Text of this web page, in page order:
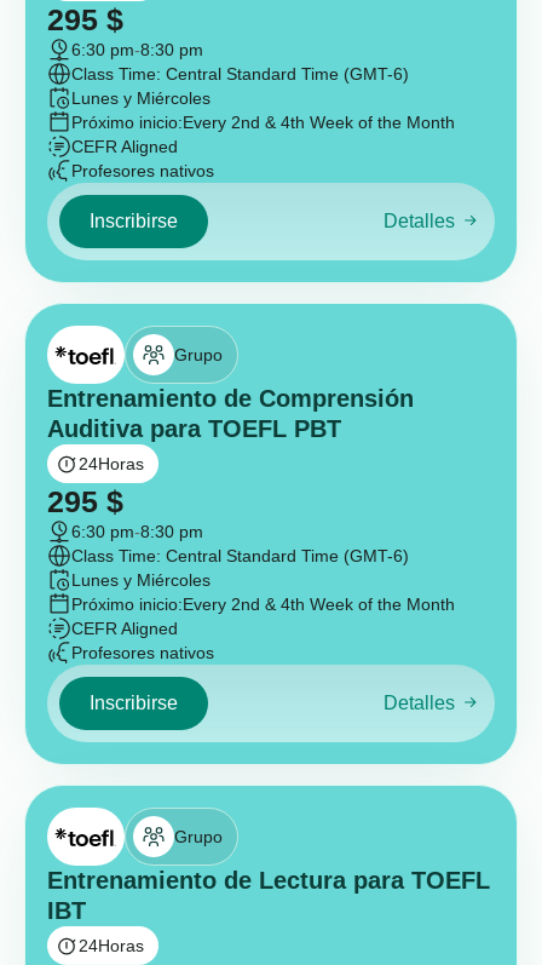
295 $
6:30 pm-8:30 pm
Class Time: Central Standard Time (GMT-6)
Lunes y Miércoles
Próximo inicio:Every 2nd & 4th Week of the Month
CEFR Aligned
Profesores nativos
Inscribirse Detalles
Grupo
Entrenamiento de Comprensión
Auditiva para TOEFL PBT
24Horas
295 $
6:30 pm-8:30 pm
Class Time: Central Standard Time (GMT-6)
Lunes y Miércoles
Próximo inicio:Every 2nd & 4th Week of the Month
CEFR Aligned
Profesores nativos
Inscribirse Detalles
Grupo
Entrenamiento de Lectura para TOEFL
IBT
24Horas